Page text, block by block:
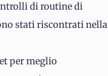
di routine di
stati riscontrati nella
per meglio